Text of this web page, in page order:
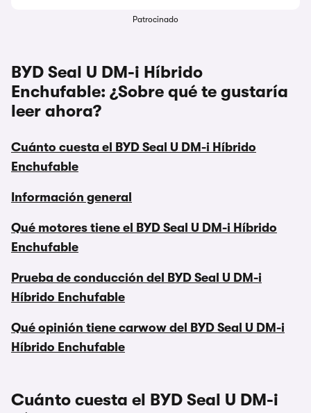
Patrocinado
BYD Seal U DM-i Híbrido
Enchufable: ¿Sobre qué te gustaría
leer ahora?
Cuánto cuesta el BYD Seal U DM-i Híbrido
Enchufable
Información general
Qué motores tiene el BYD Seal U DM-i Híbrido
Enchufable
Prueba de conducción del BYD Seal U DM-i
Híbrido Enchufable
Qué opinión tiene carwow del BYD Seal U DM-i
Híbrido Enchufable
Cuánto cuesta el BYD Seal U DM-i